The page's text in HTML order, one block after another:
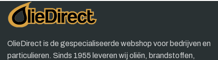
OlieDirect is de gespecialiseerde webshop voor bedrijven en
particulieren. Sinds 1955 leveren wij oliën, brandstoffen,